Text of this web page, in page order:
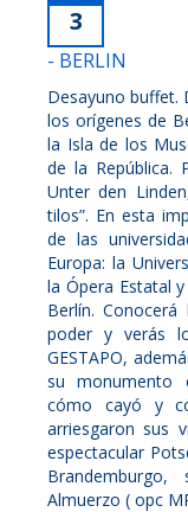
3
- BERLIN
Desayuno buffet.
los orígenes de
la Isla de los
de la República.
Unter den
tilos”. En esta
de las
Europa: la
la Ópera Estatal
Berlín.
poder y verás
GESTAPO,
su monumento
cómo cayó y
arriesgaron sus
espectacular
Almuerzo ( opc